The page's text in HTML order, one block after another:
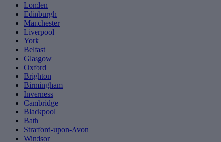
Londen
Edinburgh
Manchester
Liverpool
York
Belfast
Glasgow
Oxford
Brighton
Birmingham
Inverness
Cambridge
Blackpool
Bath
Stratford-upon-Avon
Windsor